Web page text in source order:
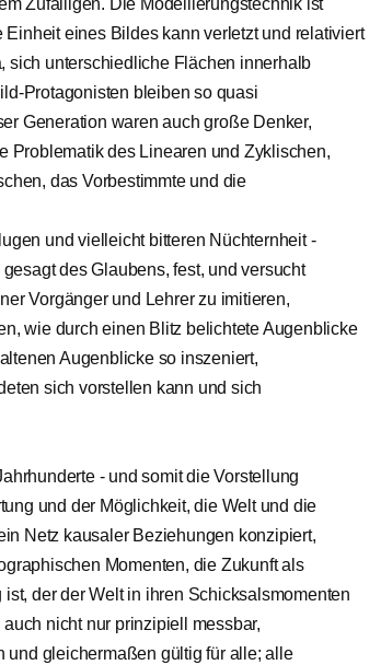
Zufälligen. Die Modellierungstechnik ist
eines Bildes kann verletzt und relativiert
sich unterschiedliche Flächen innerhalb
Protagonisten bleiben so quasi
Generation waren auch große Denker,
Problematik des Linearen und Zyklischen,
das Vorbestimmte und die
und vielleicht bitteren Nüchternheit -
des Glaubens, fest, und versucht
Vorgänger und Lehrer zu imitieren,
wie durch einen Blitz belichtete Augenblicke
Augenblicke so inszeniert,
sich vorstellen kann und sich
- und somit die Vorstellung
und der Möglichkeit, die Welt und die
Netz kausaler Beziehungen konzipiert,
Momenten, die Zukunft als
der der Welt in ihren Schicksalsmomenten
nicht nur prinzipiell messbar,
gleichermaßen gültig für alle; alle